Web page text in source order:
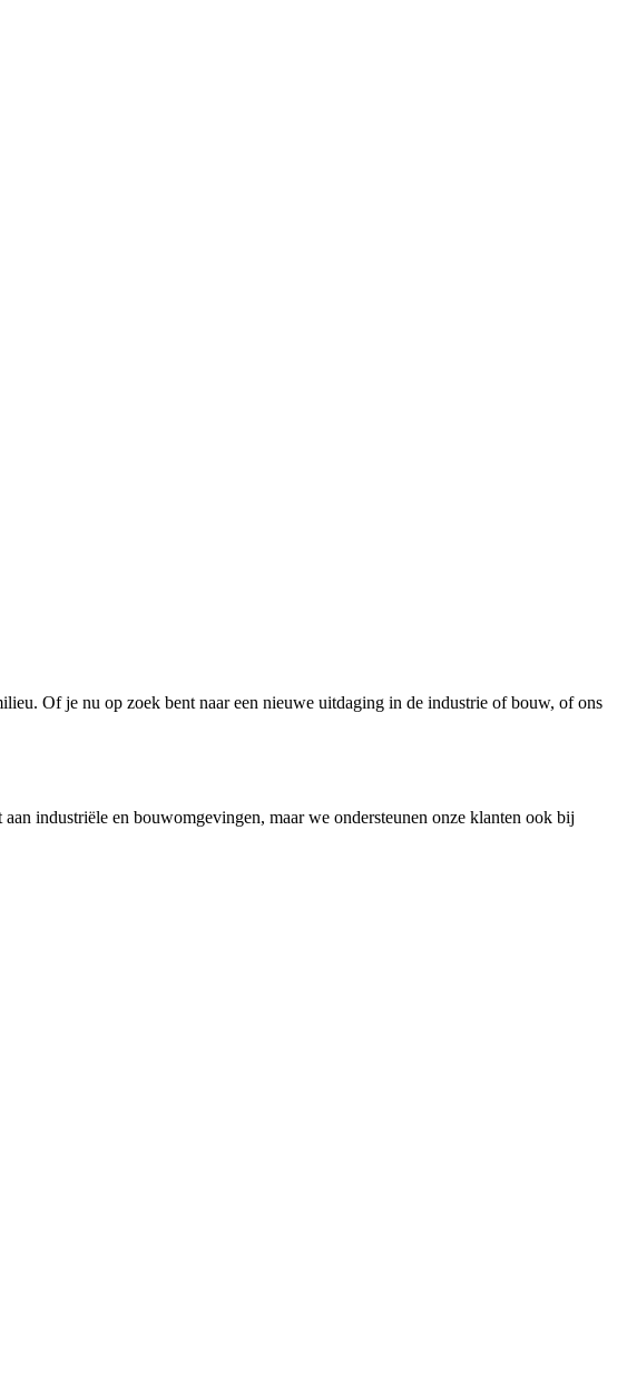
Of je nu op zoek bent naar een nieuwe uitdaging in de industrie of bouw, of ons
industriële en bouwomgevingen, maar we ondersteunen onze klanten ook bij